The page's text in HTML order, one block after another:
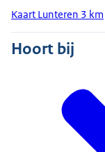
Kaart Lunteren 3 km
Hoort bij